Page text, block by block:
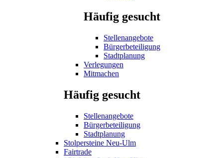
Häufig gesucht
Stellenangebote
Bürgerbeteiligung
Stadtplanung
Verlegungen
Mitmachen
Häufig gesucht
Stellenangebote
Bürgerbeteiligung
Stadtplanung
Stolpersteine Neu-Ulm
Fairtrade